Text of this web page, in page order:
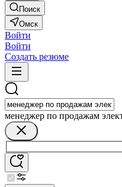
Поиск
Омск
Войти
Войти
Создать резюме
менеджер по продажам